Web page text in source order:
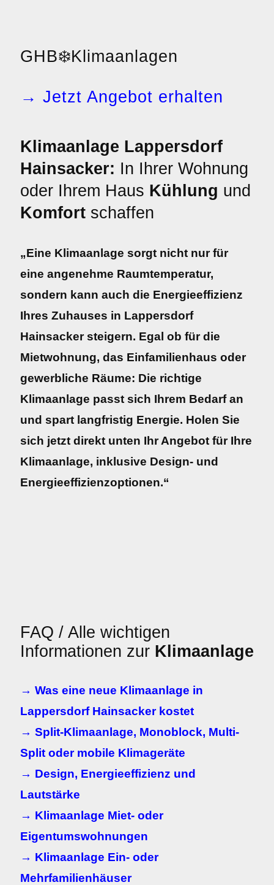
GHB❄️Klimaanlagen
→ Jetzt Angebot erhalten
Klimaanlage Lappersdorf
Hainsacker: In Ihrer Wohnung
oder Ihrem Haus Kühlung und
Komfort schaffen
„Eine Klimaanlage sorgt nicht nur für
eine angenehme Raumtemperatur,
sondern kann auch die Energieeffizienz
Ihres Zuhauses in Lappersdorf
Hainsacker steigern. Egal ob für die
Mietwohnung, das Einfamilienhaus oder
gewerbliche Räume: Die richtige
Klimaanlage passt sich Ihrem Bedarf an
und spart langfristig Energie. Holen Sie
sich jetzt direkt unten Ihr Angebot für Ihre
Klimaanlage, inklusive Design- und
Energieeffizienzoptionen.“
FAQ / Alle wichtigen
Informationen zur Klimaanlage
→ Was eine neue Klimaanlage in
Lappersdorf Hainsacker kostet
→ Split-Klimaanlage, Monoblock, Multi-
Split oder mobile Klimageräte
→ Design, Energieeffizienz und
Lautstärke
→ Klimaanlage Miet- oder
Eigentumswohnungen
→ Klimaanlage Ein- oder
Mehrfamilienhäuser